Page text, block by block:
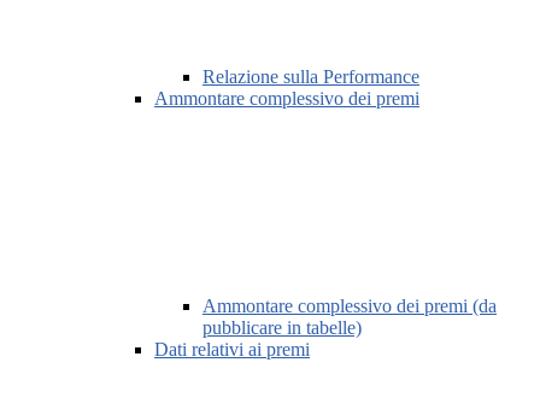
Relazione sulla Performance
Ammontare complessivo dei premi
Ammontare complessivo dei premi (da
pubblicare in tabelle)
Dati relativi ai premi